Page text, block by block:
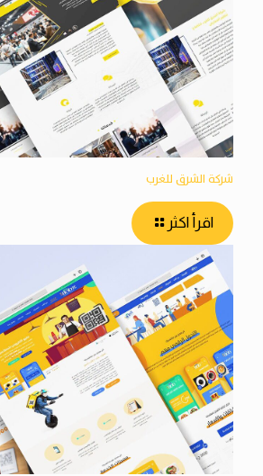
شركة الشرق للغرب
اقرأ اكثر